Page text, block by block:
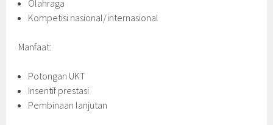
Olahraga
Kompetisi nasional/internasional
Manfaat:
Potongan UKT
Insentif prestasi
Pembinaan lanjutan